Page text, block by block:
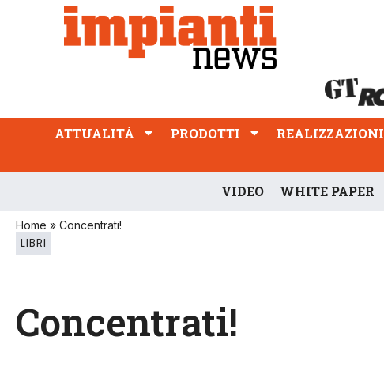
ATTUALITÀ PRODOTTI REALIZZAZIONI
PROFESSIONE
ATTUALITÀ PRODOTTI REALIZZAZIONI
VIDEO WHITE PAPER
Home » Concentrati!
LIBRI
Concentrati!